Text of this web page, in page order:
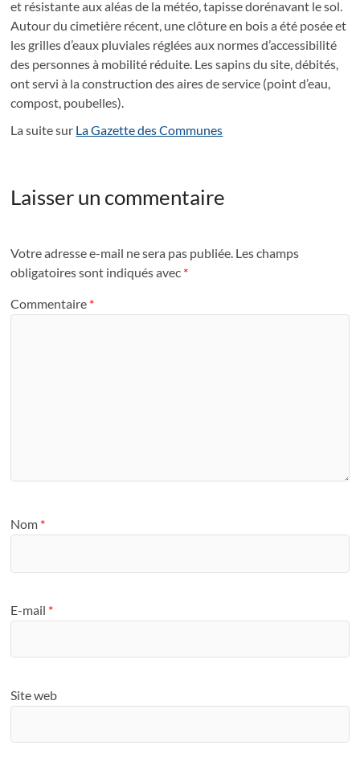
et résistante aux aléas de la météo, tapisse dorénavant le sol.
Autour du cimetière récent, une clôture en bois a été posée et
les grilles d’eaux pluviales réglées aux normes d’accessibilité
des personnes à mobilité réduite. Les sapins du site, débités,
ont servi à la construction des aires de service (point d’eau,
compost, poubelles).
La suite sur La Gazette des Communes
Laisser un commentaire
Votre adresse e-mail ne sera pas publiée. Les champs
obligatoires sont indiqués avec *
Commentaire *
Nom *
E-mail *
Site web